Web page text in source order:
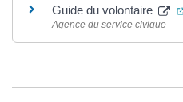
Guide du volontaire
Agence du service civique